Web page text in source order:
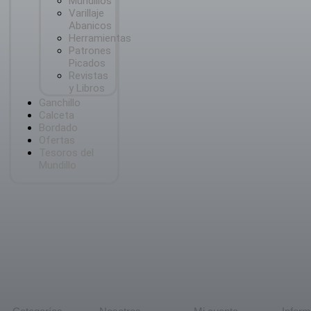
Varillaje
Abanicos
Herramientas
Patrones
Picados
Revistas
y Libros
Ganchillo
Calceta
Bordado
Ofertas